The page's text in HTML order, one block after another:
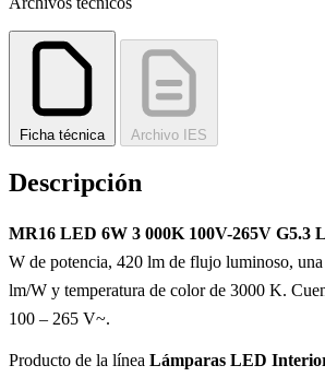
Ficha técnica Archivo IES
Descripción
MR16 LED 6W 3 000K 100V-265V G5.3
W de potencia, 420 lm de flujo luminoso,
lm/W y temperatura de color de 3000 K.
100 – 265 V~.
Producto de la línea Lámparas LED